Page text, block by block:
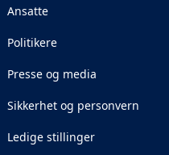
Ansatte
Politikere
Presse og media
Sikkerhet og personvern
Ledige stillinger